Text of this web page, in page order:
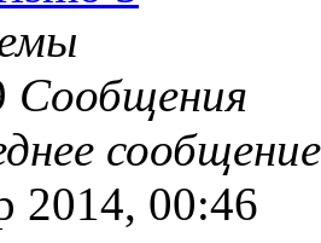
Сообщения
сообщение
2014, 00:46